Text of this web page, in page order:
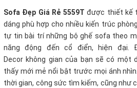
Sofa Đẹp Giá Rẻ 5559T được thiết kế
dáng phù hợp cho nhiều kiến trúc
tự tin bài trí những bộ ghế sofa theo
năng động đến cổ điển, hiện đại.
Decor không gian của bạn sẽ có một
thấy mới mẻ nổi bật trước mọi ánh nhìn.
thời gian, công sức tìm kiếm, cũng như